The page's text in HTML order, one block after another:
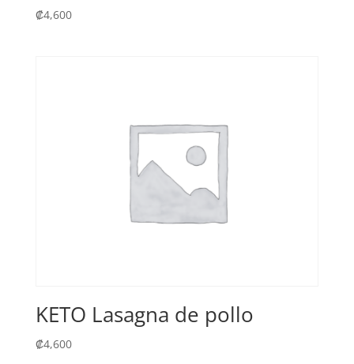
₡4,600
KETO Lasagna de pollo
₡4,600